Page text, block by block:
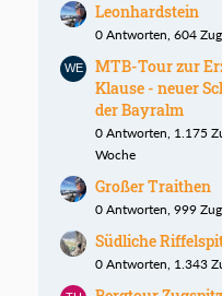
Leonhardstein
0 Antworten, 604
MTB-Tour zur
Klause - neuer
der Bayralm
0 Antworten, 1.175
Woche
Großer Traithen
0 Antworten, 999
Südliche
0 Antworten, 1.343